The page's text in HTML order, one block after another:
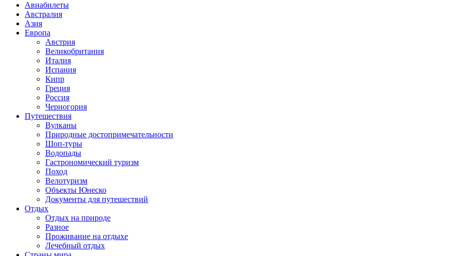
Авиабилеты
Австралия
Азия
Европа
Австрия
Великобритания
Италия
Испания
Кипр
Греция
Россия
Черногория
Путешествия
Вулканы
Природные достопримечательности
Шоп-туры
Водопады
Гастрономический туризм
Поход
Велотуризм
Объекты Юнеско
Документы для путешествий
Отдых
Отдых на природе
Разное
Проживание на отдыхе
Лечебный отдых